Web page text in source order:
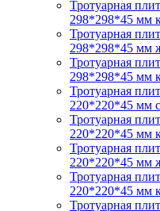
Тротуарная
298*298*45 мм
Тротуарная
298*298*45 мм
Тротуарная
298*298*45 мм
Тротуарная
220*220*45 мм
Тротуарная
220*220*45 мм
Тротуарная
220*220*45 мм
Тротуарная
220*220*45 мм
Тротуарная